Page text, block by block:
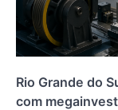
Rio Grande do
com